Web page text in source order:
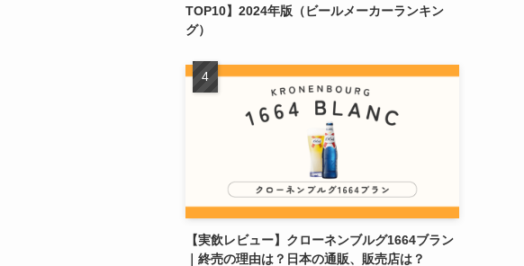
TOP10】2024年版（ビールメーカーランキン
グ）
【実飲レビュー】クローネンブルグ1664ブラン
｜終売の理由は？日本の通販、販売店は？